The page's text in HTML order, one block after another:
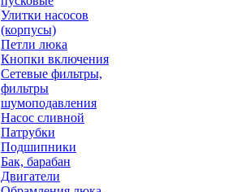
Улитки насосов
(корпусы)
Петли люка
Кнопки включения
Сетевые фильтры,
фильтры
шумоподавления
Насос сливной
Патрубки
Подшипники
Бак, барабан
Двигатели